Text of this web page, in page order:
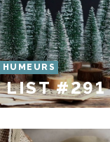
LIST #291